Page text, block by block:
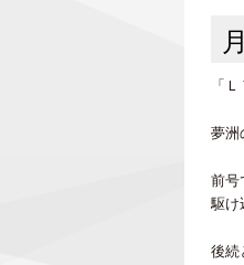
「
夢洲
前号
駆け
後続